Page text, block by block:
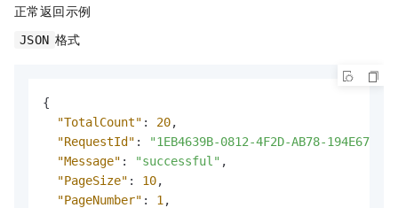
正常返回示例
JSON 格式
{
"TotalCount" : 20,
"RequestId" :
"1EB4639B-0812-4F2D-AB78-
"Message" : "successful" ,
"PageSize" : 10,
"PageNumber" : 1 ,